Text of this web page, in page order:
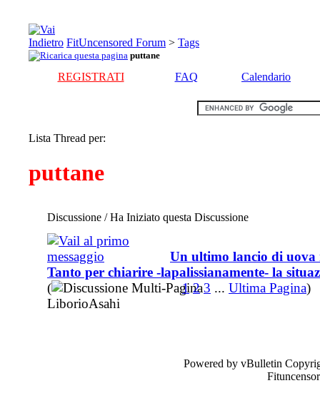
FitUncensored Forum > Tags
puttane
REGISTRATI FAQ Calendario
Lista Thread per:
puttane
Discussione / Ha Iniziato questa Discussione
Un ultimo lancio di uova
Tanto per chiarire -lapalissianamente- la
(
1 2 3 ... Ultima Pagina)
LiborioAsahi
Powered by vBulletin